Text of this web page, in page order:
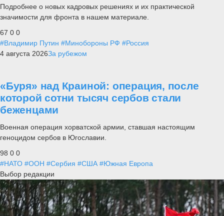
Подробнее о новых кадровых решениях и их практической
значимости для фронта в нашем материале.
67 0 0
#Владимир Путин #Минобороны РФ #Россия
4 августа 2026За рубежом
«Буря» над Краиной: операция, после
которой сотни тысяч сербов стали
беженцами
Военная операция хорватской армии, ставшая настоящим
геноцидом сербов в Югославии.
98 0 0
#НАТО #ООН #Сербия #США #Южная Европа
Выбор редакции